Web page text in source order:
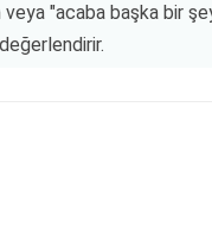
"acaba başka bir